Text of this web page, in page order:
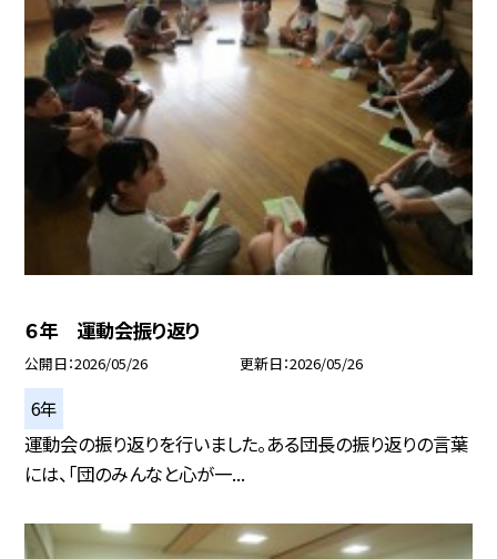
６年 運動会振り返り
公開日 2026/05/26 更新日 2026/05/26
6年
運動会の振り返りを行いました。ある団長の振り返りの言葉
には、「団のみんなと心が一...